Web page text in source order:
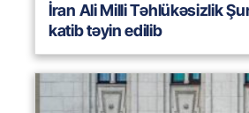
İran Ali Milli Təhlükəsizlik
katib təyin edilib